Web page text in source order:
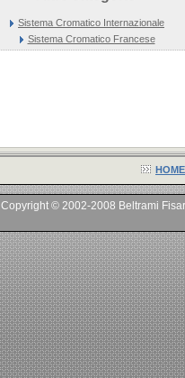
Sistema Cromatico Internazionale
Sistema Cromatico Francese
Copyright © 2002-2008 Beltrami